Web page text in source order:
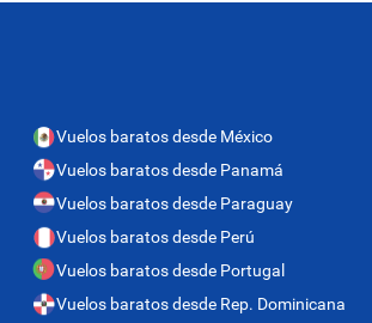
Vuelos baratos desde México
Vuelos baratos desde Panamá
Vuelos baratos desde Paraguay
Vuelos baratos desde Perú
Vuelos baratos desde Portugal
Vuelos baratos desde Rep. Dominicana